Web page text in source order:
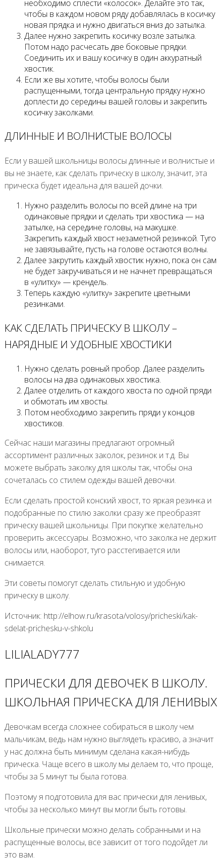
необходимо сплести «колосок». Делайте это так,
чтобы в каждом новом ряду добавлялась в косичку
новая прядка и нужно двигаться вниз до затылка.
Далее нужно закрепить косичку возле затылка.
Потом надо расчесать две боковые прядки.
Соединить их и вашу косичку в один аккуратный
хвостик.
Если же вы хотите, чтобы волосы были
распущенными, тогда центральную прядку нужно
доплести до середины вашей головы и закрепить
косичку заколками.
ДЛИННЫЕ И ВОЛНИСТЫЕ ВОЛОСЫ
Если у вашей школьницы волосы длинные и волнистые и
вы не знаете, как сделать прическу в школу, значит, эта
прическа будет идеальна для вашей дочки.
Нужно разделить волосы по всей длине на три
одинаковые прядки и сделать три хвостика — на
затылке, на середине головы, на макушке.
Закрепить каждый хвост незаметной резинкой. Туго
не завязывайте, пусть на голове остаются волны.
Далее закрутить каждый хвостик нужно, пока он сам
не будет закручиваться и не начнет превращаться
в «улитку» — крендель.
Теперь каждую «улитку» закрепите цветными
резинками.
КАК СДЕЛАТЬ ПРИЧЕСКУ В ШКОЛУ –
НАРЯДНЫЕ И УДОБНЫЕ ХВОСТИКИ
Нужно сделать ровный пробор. Далее разделить
волосы на два одинаковых хвостика.
Далее отделить от каждого хвоста по одной пряди
и обмотать им хвосты.
Потом необходимо закрепить пряди у концов
хвостиков.
Сейчас наши магазины предлагают огромный
ассортимент различных заколок, резинок и т.д. Вы
можете выбрать заколку для школы так, чтобы она
сочеталась со стилем одежды вашей девочки.
Если сделать простой конский хвост, то яркая резинка и
подобранные по стилю заколки сразу же преобразят
прическу вашей школьницы. При покупке желательно
проверить аксессуары. Возможно, что заколка не держит
волосы или, наоборот, туго расстегивается или
снимается.
Эти советы помогут сделать стильную и удобную
прическу в школу.
Источник: http://elhow.ru/krasota/volosy/pricheski/kak-
sdelat-prichesku-v-shkolu
LILIALADY777
ПРИЧЕСКИ ДЛЯ ДЕВОЧЕК В ШКОЛУ.
ШКОЛЬНАЯ ПРИЧЕСКА ДЛЯ ЛЕНИВЫХ
Девочкам всегда сложнее собираться в школу чем
мальчикам, ведь нам нужно выглядеть красиво, а значит
у нас должна быть минимум сделана какая-нибудь
прическа. Чаще всего в школу мы делаем то, что проще,
чтобы за 5 минут ты была готова.
Поэтому я подготовила для вас прически для ленивых,
чтобы за несколько минут вы могли быть готовы.
Школьные прически можно делать собранными и на
распущенные волосы, все зависит от того подойдет ли
это вам.